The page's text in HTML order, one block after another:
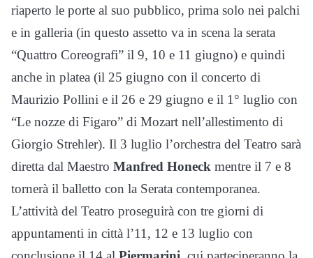
riaperto le porte al suo pubblico, prima solo nei palchi
e in galleria (in questo assetto va in scena la serata
“Quattro Coreografi” il 9, 10 e 11 giugno) e quindi
anche in platea (il 25 giugno con il concerto di
Maurizio Pollini e il 26 e 29 giugno e il 1° luglio con
“Le nozze di Figaro” di Mozart nell’allestimento di
Giorgio Strehler). Il 3 luglio l’orchestra del Teatro sarà
diretta dal Maestro Manfred Honeck mentre il 7 e 8
tornerà il balletto con la Serata contemporanea.
L’attività del Teatro proseguirà con tre giorni di
appuntamenti in città l’11, 12 e 13 luglio con